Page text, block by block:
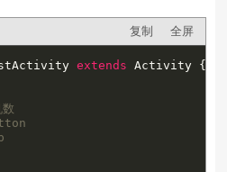
复制 全屏
extends Activity {